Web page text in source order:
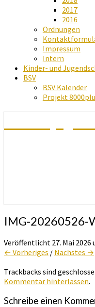
2017
2016
Ordnungen
Impressum
Intern
Kinder- und
BSV
BSV Kalender
Projekt
IMG-20260526-
Veröffentlicht 27. Mai 2026
← Vorheriges / Nächstes →
Trackbacks sind
Kommentar hinterlassen.
Schreibe einen